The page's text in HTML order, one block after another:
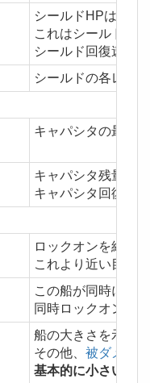
シールドHPはアー
これはシールドHP
シールド回復速度
シールドの各レジ
キャパシタの最大
キャパシタ残量は
キャパシタ回復速
ロックオンを維持
これより近い目標
この船が同時にロ
同時ロックオン数
船の大きさを示す
その他、 被ダメー
基本的に小さいほ